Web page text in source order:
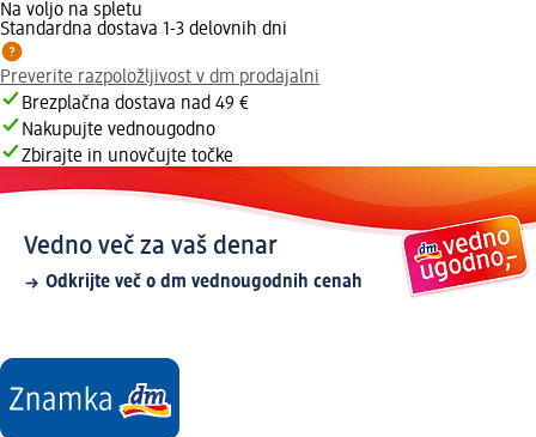
Na voljo na spletu
Standardna dostava 1-3 delovnih dni
Preverite razpoložljivost v dm prodajalni
Brezplačna dostava nad 49 €
Nakupujte vednougodno
Zbirajte in unovčujte točke
Vedno več za vaš denar
Odkrijte več o dm vednougodnih cenah